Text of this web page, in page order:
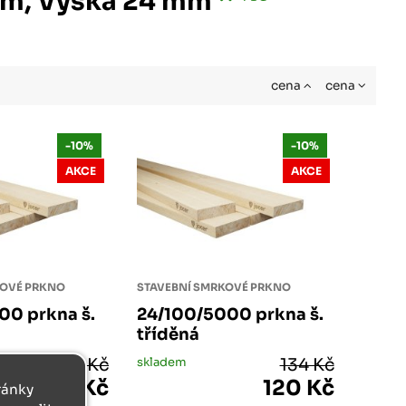
cena cena
PRKNO
prkna š.
-10%
AKCE
160 Kč
144 Kč
STAVEBNÍ SMRKOVÉ PRKNO
24/100/5000 prkna š.
tříděná
-10%
AKCE
skladem 134 Kč
120 Kč